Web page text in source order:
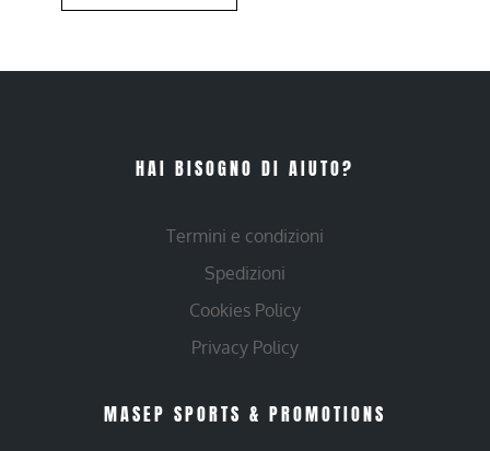
HAI BISOGNO DI AIUTO?
Termini e condizioni
Spedizioni
Cookies Policy
Privacy Policy
MASEP SPORTS & PROMOTIONS